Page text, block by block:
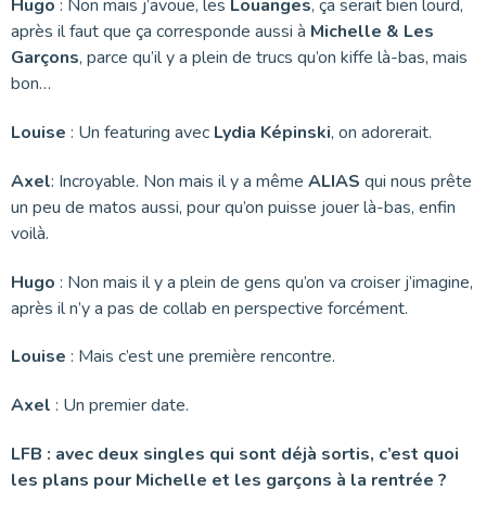
Hugo : Non mais j’avoue, les Louanges, ça serait bien lourd,
après il faut que ça corresponde aussi à Michelle & Les
Garçons, parce qu’il y a plein de trucs qu’on kiffe là-bas, mais
bon…
Louise : Un featuring avec Lydia Képinski, on adorerait.
Axel: Incroyable. Non mais il y a même ALIAS qui nous prête
un peu de matos aussi, pour qu’on puisse jouer là-bas, enfin
voilà.
Hugo : Non mais il y a plein de gens qu’on va croiser j’imagine,
après il n’y a pas de collab en perspective forcément.
Louise : Mais c’est une première rencontre.
Axel : Un premier date.
LFB : avec deux singles qui sont déjà sortis, c’est quoi
les plans pour Michelle et les garçons à la rentrée ?